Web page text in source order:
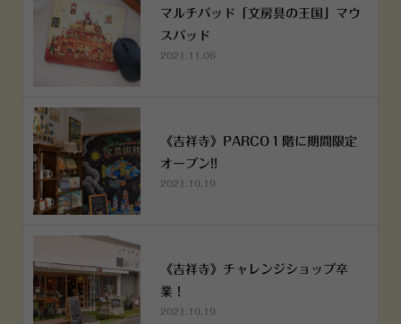
マルチパッド「文房具の王国」マウ
スパッド
2021.11.06
《吉祥寺》PARCO１階に期間限定
オープン!!
2021.10.19
《吉祥寺》チャレンジショップ卒
業！
2021.10.19